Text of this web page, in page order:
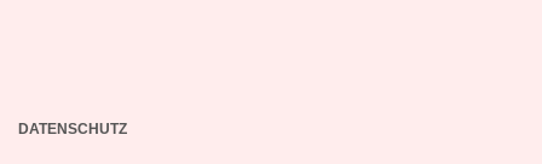
DATENSCHUTZ